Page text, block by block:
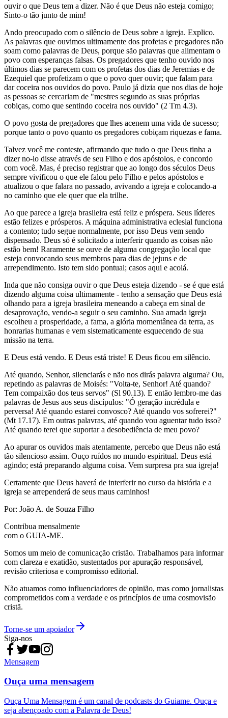
ouvir o que Deus tem a dizer. Não é que Deus não esteja comigo;
Sinto-o tão junto de mim!
Ando preocupado com o silêncio de Deus sobre a igreja. Explico.
As palavras que ouvimos ultimamente dos profetas e pregadores não
soam como palavras de Deus, porque são palavras que alimentam o
povo com esperanças falsas. Os pregadores que tenho ouvido nos
últimos dias se parecem com os profetas dos dias de Jeremias e de
Ezequiel que profetizam o que o povo quer ouvir; que falam para
dar coceira nos ouvidos do povo. Paulo já dizia que nos dias de hoje
as pessoas se cercariam de "mestres segundo as suas próprias
cobiças, como que sentindo coceira nos ouvido" (2 Tm 4.3).
O povo gosta de pregadores que lhes acenem uma vida de sucesso;
porque tanto o povo quanto os pregadores cobiçam riquezas e fama.
Talvez você me conteste, afirmando que tudo o que Deus tinha a
dizer no-lo disse através de seu Filho e dos apóstolos, e concordo
com você. Mas, é preciso registrar que ao longo dos séculos Deus
sempre vivificou o que ele falou pelo Filho e pelos apóstolos e
atualizou o que falara no passado, avivando a igreja e colocando-a
no caminho que ele quer que ela trilhe.
Ao que parece a igreja brasileira está feliz e próspera. Seus líderes
estão felizes e prósperos. A máquina administrativa eclesial funciona
a contento; tudo segue normalmente, por isso Deus vem sendo
dispensado. Deus só é solicitado a interferir quando as coisas não
estão bem! Raramente se ouve de alguma congregação local que
esteja convocando seus membros para dias de jejuns e de
arrependimento. Isto tem sido pontual; casos aqui e acolá.
Inda que não consiga ouvir o que Deus esteja dizendo - se é que está
dizendo alguma coisa ultimamente - tenho a sensação que Deus está
olhando para a igreja brasileira meneando a cabeça em sinal de
desaprovação, vendo-a seguir o seu caminho. Sua amada igreja
escolheu a prosperidade, a fama, a glória momentânea da terra, as
honrarias humanas e vem sistematicamente esquecendo de sua
missão na terra.
E Deus está vendo. E Deus está triste! E Deus ficou em silêncio.
Até quando, Senhor, silenciarás e não nos dirás palavra alguma? Ou,
repetindo as palavras de Moisés: "Volta-te, Senhor! Até quando?
Tem compaixão dos teus servos" (Sl 90.13). E então lembro-me das
palavras de Jesus aos seus discípulos: "Ó geração incrédula e
perversa! Até quando estarei convosco? Até quando vos sofrerei?"
(Mt 17.17). Em outras palavras, até quando vou aguentar tudo isso?
Até quando terei que suportar a desobediência de meu povo?
Ao apurar os ouvidos mais atentamente, percebo que Deus não está
tão silencioso assim. Ouço ruídos no mundo espiritual. Deus está
agindo; está preparando alguma coisa. Vem surpresa pra sua igreja!
Certamente que Deus haverá de interferir no curso da história e a
igreja se arrependerá de seus maus caminhos!
Por: João A. de Souza Filho
Contribua mensalmente
com o GUIA-ME.
Somos um meio de comunicação cristão. Trabalhamos para informar
com clareza e exatidão, sustentados por apuração responsável,
revisão criteriosa e compromisso editorial.
Não atuamos como influenciadores de opinião, mas como jornalistas
comprometidos com a verdade e os princípios de uma cosmovisão
cristã.
Torne-se um apoiador
Siga-nos
Mensagem
Ouça uma mensagem
Ouça Uma Mensagem é um canal de podcasts do Guiame. Ouça e
seja abençoado com a Palavra de Deus!